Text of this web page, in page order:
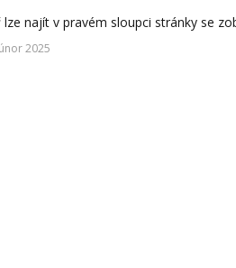
najít v pravém sloupci stránky se
2025